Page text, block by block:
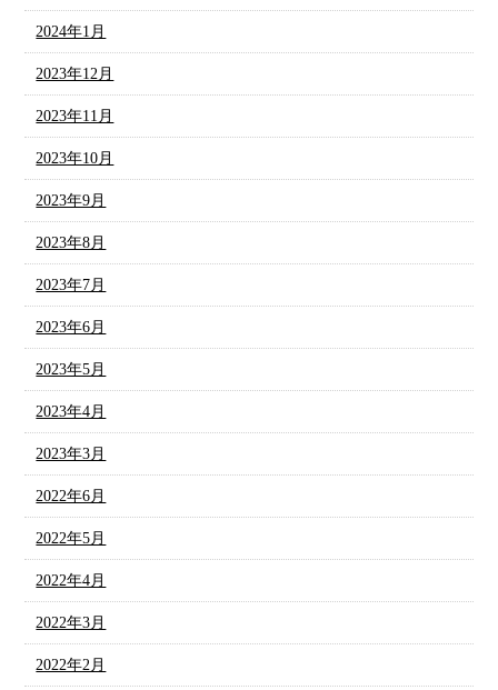
2024年1月
2023年12月
2023年11月
2023年10月
2023年9月
2023年8月
2023年7月
2023年6月
2023年5月
2023年4月
2023年3月
2022年6月
2022年5月
2022年4月
2022年3月
2022年2月